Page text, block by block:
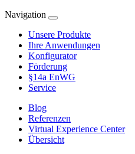
Navigation
Unsere Produkte
Ihre Anwendungen
Konfigurator
Förderung
§14a EnWG
Service
Blog
Referenzen
Virtual Experience Center
Übersicht